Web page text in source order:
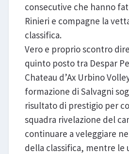
consecutive che hanno
Rinieri e compagne la
classifica.
Vero e proprio scontro
quinto posto tra Despar
Chateau d’Ax Urbino
formazione di Salvagni
risultato di prestigio per
squadra rivelazione del
continuare a veleggiare
della classifica, mentre le